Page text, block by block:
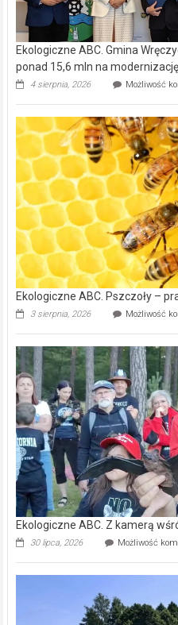
Ekologiczne ABC. Gmina
ponad 15,6 mln na
4 sierpnia, 2026 Możliwość
Ekologiczne ABC. Pszczoły –
3 sierpnia, 2026 Możliwość
Ekologiczne ABC. Z kamerą
30 lipca, 2026 Możliwość